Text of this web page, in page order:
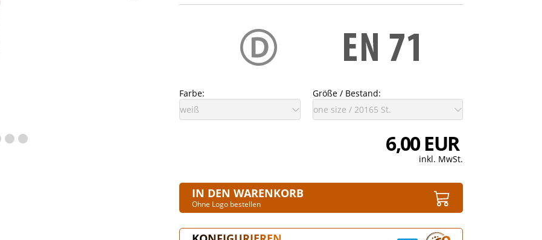
Farbe: Größe / Bestand:
6,00 EUR
inkl. MwSt.
IN DEN WARENKORB
Ohne Logo bestellen